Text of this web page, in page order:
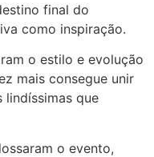
final do
como inspiração.
o estilo e evolução
mais consegue unir
lindíssimas que
o evento,